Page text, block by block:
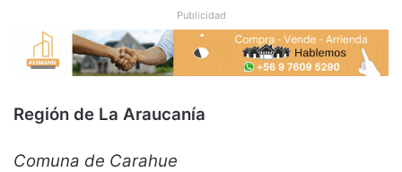
Publicidad
Región de La Araucanía
Comuna de Carahue